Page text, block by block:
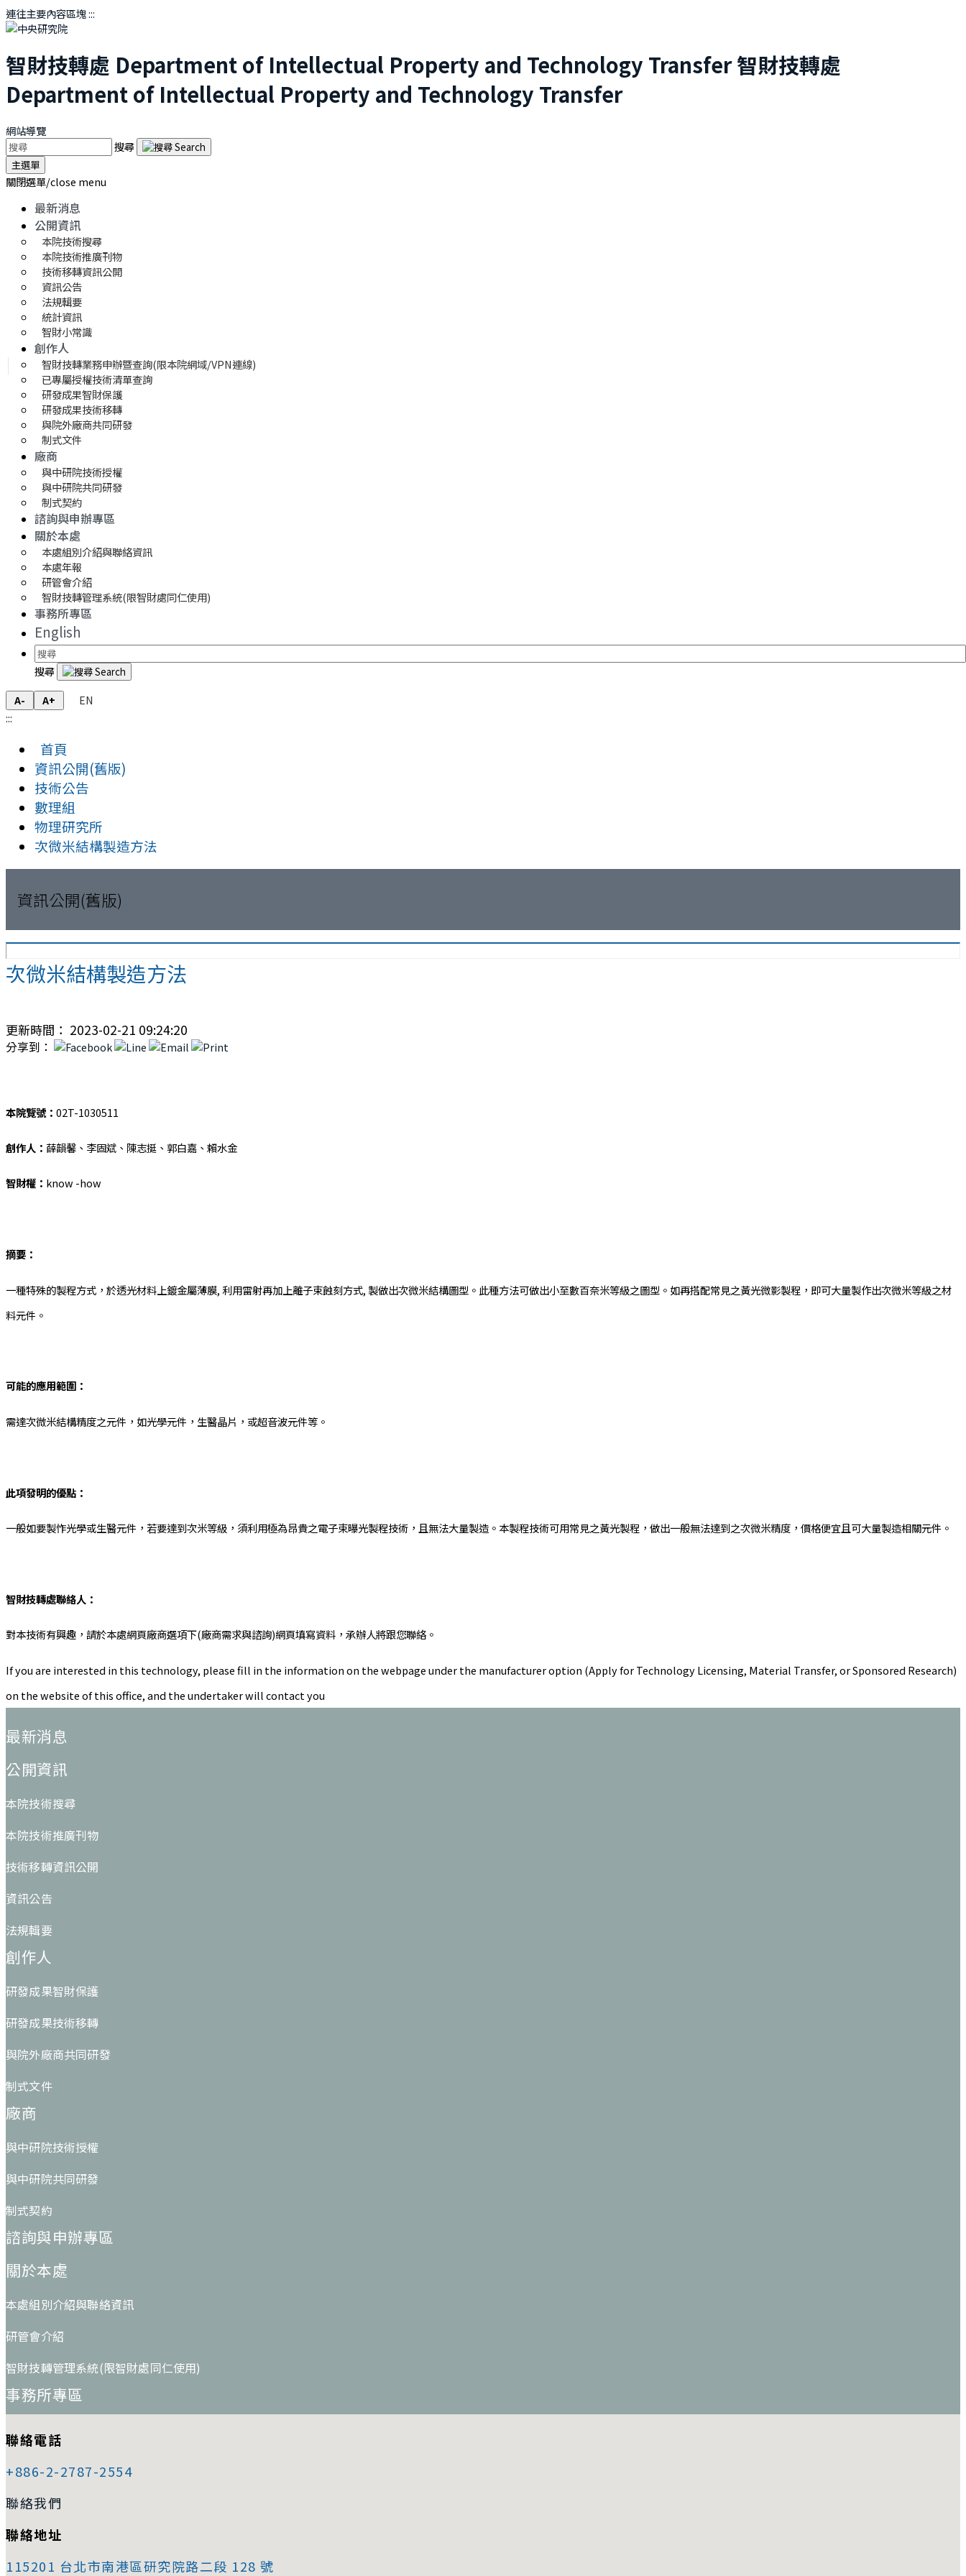
連往主要內容區塊:::
智財技轉處 Department of Intellectual Property and Technology Transfer智財技轉處
Department of Intellectual Property and Technology Transfer
網站導覽
搜尋
主選單
關閉選單/close menu
最新消息
公開資訊
本院技術搜尋
本院技術推廣刊物
技術移轉資訊公開
資訊公告
法規輯要
統計資訊
智財小常識
創作人
智財技轉業務申辦暨查詢(限本院網域/VPN連線)
已專屬授權技術清單查詢
研發成果智財保護
研發成果技術移轉
與院外廠商共同研發
制式文件
廠商
與中研院技術授權
與中研院共同研發
制式契約
諮詢與申辦專區
關於本處
本處組別介紹與聯絡資訊
本處年報
研管會介紹
智財技轉管理系統(限智財處同仁使用)
事務所專區
English
搜尋
A- A+
EN
:::
首頁
資訊公開(舊版)
技術公告
數理組
物理研究所
次微米結構製造方法
資訊公開(舊版)
次微米結構製造方法
更新時間： 2023-02-21 09:24:20
分享到：
本院覽號： 02T-1030511
創作人： 薛韻馨、李固斌、陳志挺、郭白嘉、賴水金
智財權： know -how
摘要：
一種特殊的製程方式，於透光材料上鍍金屬薄膜, 利用雷射再加上離子束蝕刻方式, 製做出次微米結構圖型。此種方法可做出小至數百奈米等級之圖型。如再搭配常見之黃光微影製程，即可大量製作出次微米等級之材
料元件。
可能的應用範圍：
需達次微米結構精度之元件，如光學元件，生醫晶片，或超音波元件等。
此項發明的優點：
一般如要製怍光學或生醫元件，若要達到次米等級，須利用極為昂貴之電子束曝光製程技術，且無法大量製造。本製程技術可用常見之黃光製程，做出一般無法達到之次微米精度，價格便宜且可大量製造相關元件。
智財技轉處聯絡人：
對本技術有興趣，請於本處網頁廠商選項下(廠商需求與諮詢)網頁填寫資料，承辦人將跟您聯絡。
If you are interested in this technology, please fill in the information on the webpage under the manufacturer option (Apply for Technology Licensing, Material Transfer, or Sponsored Research)
on the website of this office, and the undertaker will contact you
最新消息
公開資訊
本院技術搜尋
本院技術推廣刊物
技術移轉資訊公開
資訊公告
法規輯要
創作人
研發成果智財保護
研發成果技術移轉
與院外廠商共同研發
制式文件
廠商
與中研院技術授權
與中研院共同研發
制式契約
諮詢與申辦專區
關於本處
本處組別介紹與聯絡資訊
研管會介紹
智財技轉管理系統(限智財處同仁使用)
事務所專區
聯絡電話
+886-2-2787-2554
聯絡我們
聯絡地址
115201 台北市南港區研究院路二段 128 號